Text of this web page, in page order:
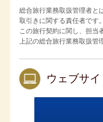
プの組み合わせ
準じます。
国内クルーズの
料を含みます。
湾諸税を含みま
本の国際観光旅
消されたお客様
利用になられる
けます。
取消料発生期間
（客室タイプ／
総合旅行業務取扱管理者と
取引きに関する責任者です。
この旅行契約に関し、担当
上記の総合旅行業務取扱管
ウェブサ